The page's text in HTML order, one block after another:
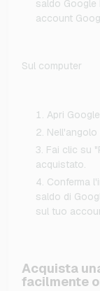
saldo Google
account
Sul computer
Apri
Nell'angolo
Fai clic su
acquistato.
Conferma
saldo di
sul tuo
Acquista
facilmente